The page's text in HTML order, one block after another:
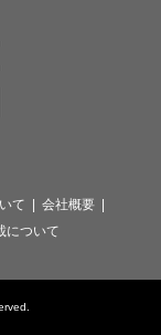
て
会社概要
について